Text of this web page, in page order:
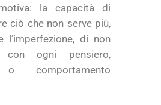
la capacità di
ciò che non serve più,
l’imperfezione, di non
con ogni pensiero,
o comportamento